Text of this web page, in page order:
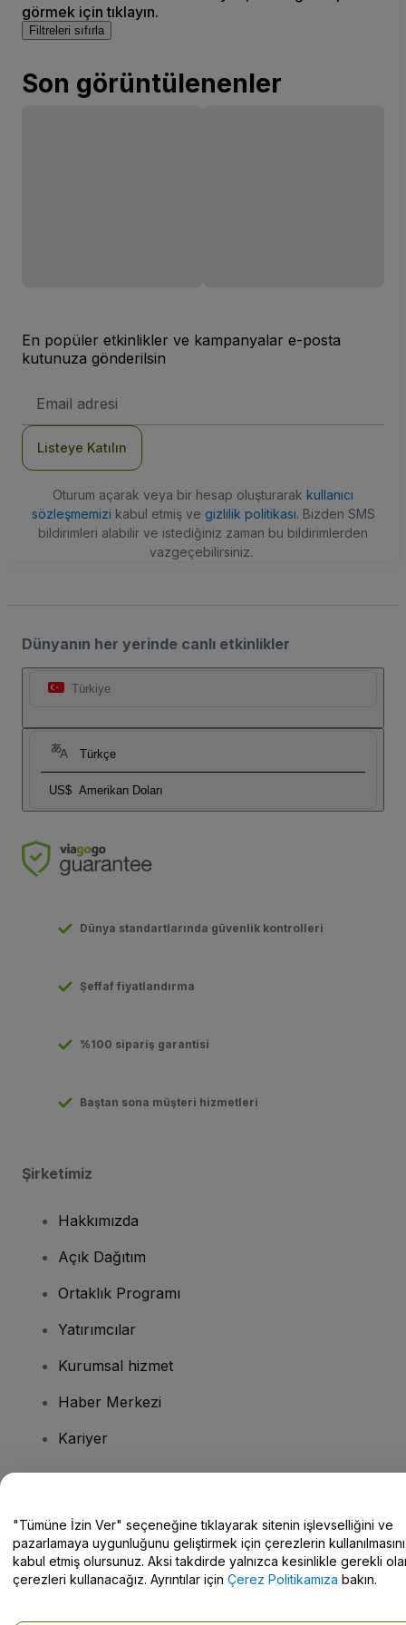
görmek için tıklayın.
Filtreleri sıfırla
Son görüntülenenler
En popüler etkinlikler ve kampanyalar e-posta
kutunuza gönderilsin
posta
Listeye Katılın
Oturum açarak veya bir hesap oluşturarak kullanıcı
sözleşmemizi kabul etmiş ve gizlilik politikası. Bizden SMS
bildirimleri alabilir ve istediğiniz zaman bu bildirimlerden
vazgeçebilirsiniz.
Dünyanın her yerinde canlı etkinlikler
Türkiye
Türkçe
US$ Amerikan Doları
Dünya standartlarında güvenlik kontrolleri
Şeffaf fiyatlandırma
%100 sipariş garantisi
Baştan sona müşteri hizmetleri
Şirketimiz
Hakkımızda
Açık Dağıtım
Ortaklık Programı
Yatırımcılar
Kurumsal hizmet
Haber Merkezi
Kariyer
Yardım Merkezi / Bize Ulaşın
"Tümüne İzin Ver" seçeneğine tıklayarak sitenin işlevselliğini ve
pazarlamaya uygunluğunu geliştirmek için çerezlerin kullanılmasını
kabul etmiş olursunuz. Aksi takdirde yalnızca kesinlikle gerekli
çerezleri kullanacağız. Ayrıntılar için Çerez Politikamıza bakın.